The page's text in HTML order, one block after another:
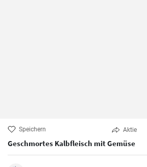
Speichern Aktie
Geschmortes Kalbfleisch mit Gemüse